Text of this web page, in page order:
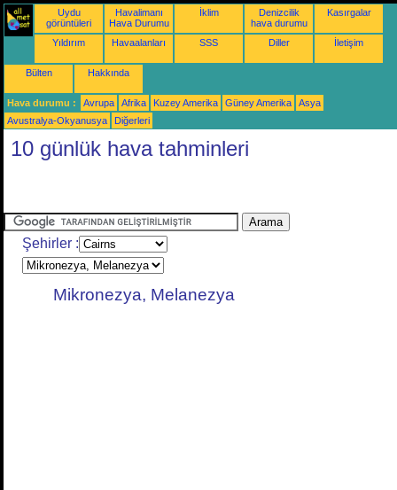
Uydu
görüntüleri
Havalimanı
Hava Durumu
İklim
Denizcilik
hava durumu
Kasırgalar
Yıldırım Havaalanları SSS Diller İletişim
Bülten Hakkında
Hava durumu : Avrupa Afrika Kuzey Amerika Güney Amerika
Asya
Avustralya-Okyanusya
Diğerleri
10 günlük hava tahminleri
Şehirler :
Mikronezya, Melanezya